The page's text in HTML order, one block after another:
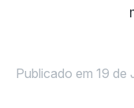
Publicado em 19 de